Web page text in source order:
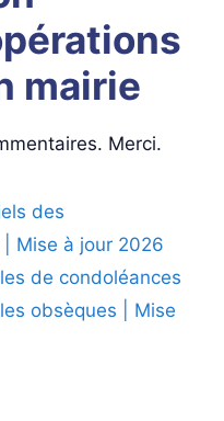
mairie
Merci.
des
Mise à jour 2026
de condoléances
obsèques | Mise